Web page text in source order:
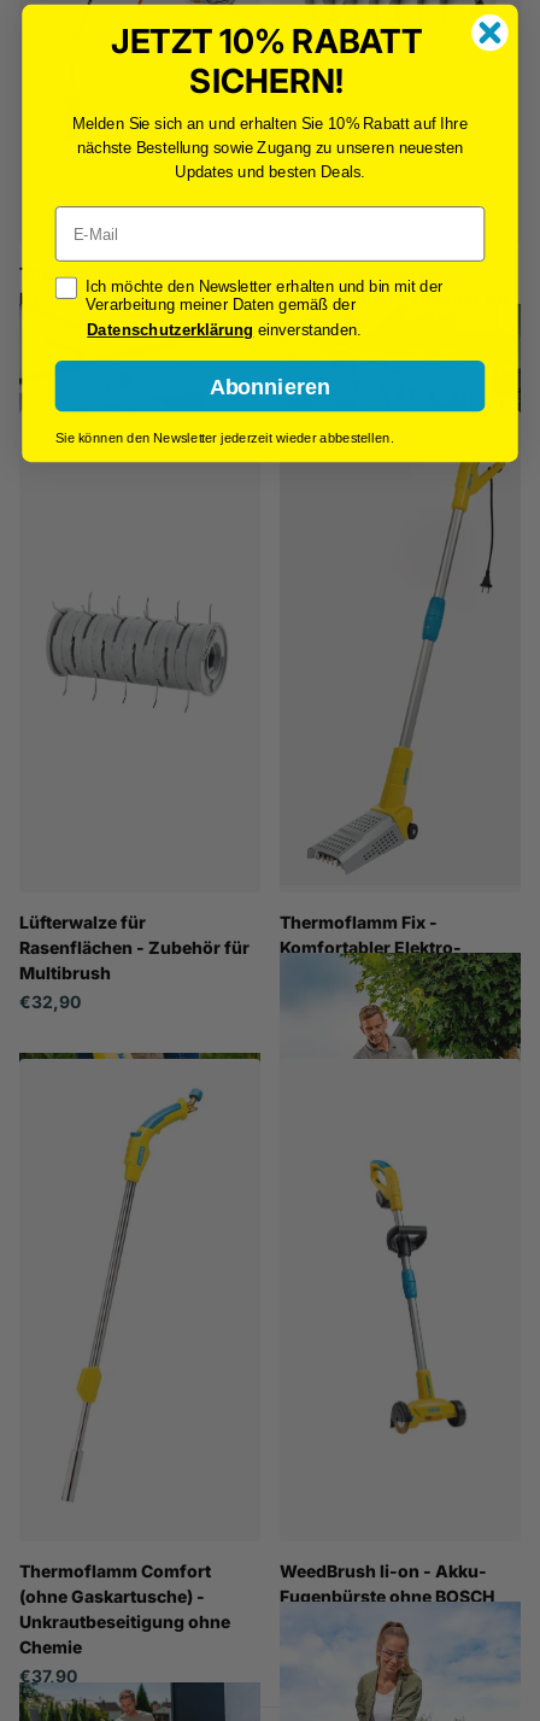
Thermoflamm Professional
E+ Turbo Set – Komfortabler
Unkrautbrenner für große
€69,90
Rasenflächen - Zubehör für
Multibrush
Lüfterwalze für
Rasenflächen - Zubehör für
Multibrush
€32,90
Thermoflamm Fix -
Komfortabler Elektro-
Unkrautbrennner für große
Thermoflamm Comfort
(ohne Gaskartusche) -
Unkrautbeseitigung ohne
Chemie
€37,90
WeedBrush li-on - Akku-
Fugenbürste ohne BOSCH
18V Akku (optional
erhältlich)
JETZT 10% RABATT
SICHERN!
Melden Sie sich an und erhalten Sie 10% Rabatt auf Ihre
nächste Bestellung sowie Zugang zu unseren neuesten
Updates und besten Deals.
Email
Opt-InIch möchte den Newsletter erhalten und bin mit der
Verarbeitung meiner Daten gemäß der
Datenschutzerklärung einverstanden.
Abonnieren
Sie können den Newsletter jederzeit wieder abbestellen.